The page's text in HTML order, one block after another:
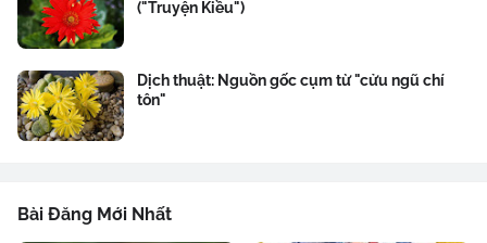
("Truyện Kiều")
Dịch thuật: Nguồn gốc cụm từ "cửu ngũ chí
tôn"
Bài Đăng Mới Nhất